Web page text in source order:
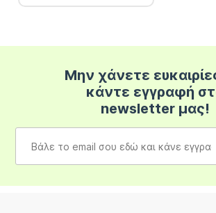
Μην χάνετε
κάντε εγγραφή
newsletter μας!